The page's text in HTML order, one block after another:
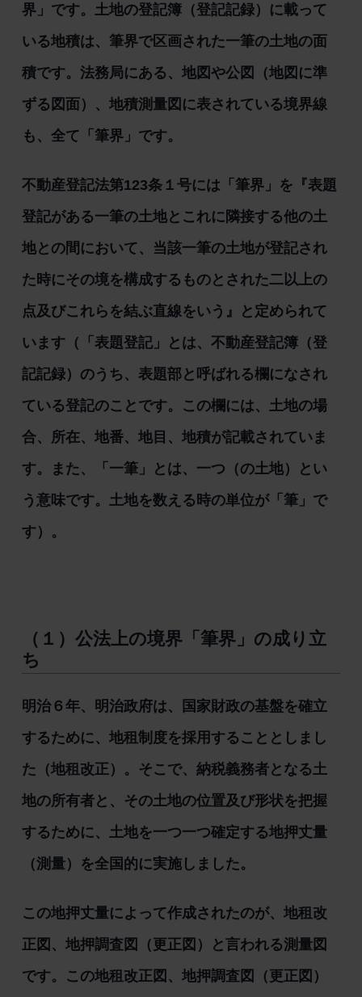
界」です。土地の登記簿（登記記録）に載って
いる地積は、筆界で区画された一筆の土地の面
積です。法務局にある、地図や公図（地図に準
ずる図面）、地積測量図に表されている境界線
も、全て「筆界」です。
不動産登記法第123条１号には「筆界」を『表題
登記がある一筆の土地とこれに隣接する他の土
地との間において、当該一筆の土地が登記され
た時にその境を構成するものとされた二以上の
点及びこれらを結ぶ直線をいう』と定められて
います（「表題登記」とは、不動産登記簿（登
記記録）のうち、表題部と呼ばれる欄になされ
ている登記のことです。この欄には、土地の場
合、所在、地番、地目、地積が記載されていま
す。また、「一筆」とは、一つ（の土地）とい
う意味です。土地を数える時の単位が「筆」で
す）。
（１）公法上の境界「筆界」の成り立
ち
明治６年、明治政府は、国家財政の基盤を確立
するために、地租制度を採用することとしまし
た（地租改正）。そこで、納税義務者となる土
地の所有者と、その土地の位置及び形状を把握
するために、土地を一つ一つ確定する地押丈量
（測量）を全国的に実施しました。
この地押丈量によって作成されたのが、地租改
正図、地押調査図（更正図）と言われる測量図
です。この地租改正図、地押調査図（更正図）